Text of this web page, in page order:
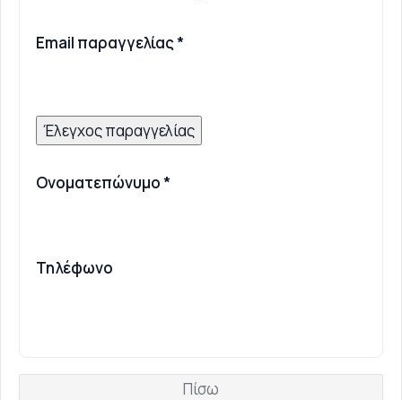
Email παραγγελίας *
Έλεγχος παραγγελίας
Ονοματεπώνυμο *
Τηλέφωνο
Πίσω